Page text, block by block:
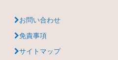
お問い合わせ
免責事項
サイトマップ